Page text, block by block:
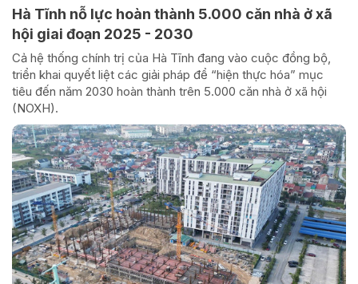
Hà Tĩnh nỗ lực hoàn thành 5.000 căn nhà ở xã
hội giai đoạn 2025 - 2030
Cả hệ thống chính trị của Hà Tĩnh đang vào cuộc đồng bộ,
triển khai quyết liệt các giải pháp để “hiện thực hóa” mục
tiêu đến năm 2030 hoàn thành trên 5.000 căn nhà ở xã hội
(NOXH).